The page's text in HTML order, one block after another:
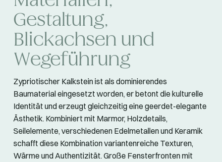
Gestaltung,
Blickachsen und
Wegeführung
Zypriotischer Kalkstein ist als dominierendes
Baumaterial eingesetzt worden, er betont die kulturelle
Identität und erzeugt gleichzeitig eine geerdet-elegante
Ästhetik. Kombiniert mit Marmor, Holzdetails,
Seilelemente, verschiedenen Edelmetallen und Keramik
schafft diese Kombination variantenreiche Texturen,
Wärme und Authentizität. Große Fensterfronten mit